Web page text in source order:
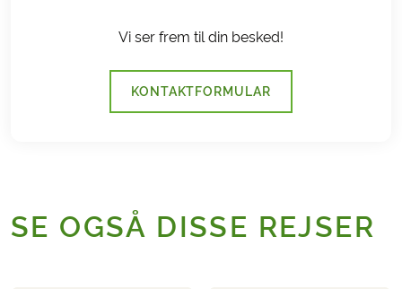
Vi ser frem til din besked!
KONTAKTFORMULAR
SE OGSÅ DISSE REJSER